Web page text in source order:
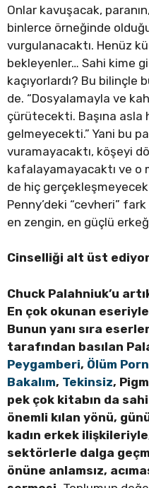
Onlar kavuşacak,
binlerce örneğinde
vurgulanacaktı. Henüz
bekleyenler… Sahi kime
kaçıyorlardı? Bu bilinçle
de. “Dosyalamayla ve
çürütecekti. Başına asla
gelmeyecekti.” Yani bu
vuramayacaktı, köşeyi
kafalayamayacaktı ve o
de hiç
Penny’deki “cevheri”
en zengin, en güçlü
Cinselliği alt üst
Chuck Palahniuk’u
En çok okunan eseriyle
Bunun yanı sıra
tarafından basılan
Peygamberi, Ölüm
Bakalım, Tekinsiz,
pek çok kitabın da
önemli kılan yönü,
kadın erkek
sektörlerle dalga
önüne anlamsız,